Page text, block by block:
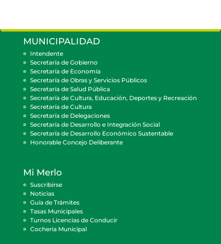
MUNICIPALIDAD
Intendente
Secretaría de Gobierno
Secretaría de Economía
Secretaría de Obras y Servicios Públicos
Secretaría de Salud Pública
Secretaría de Cultura, Educación, Deportes y Recreación
Secretaría de Cultura
Secretaría de Delegaciones
Secretaría de Desarrollo e Integración Social
Secretaría de Desarrollo Económico Sustentable
Honorable Concejo Deliberante
Mi Merlo
Suscribirse
Noticias
Guía de Trámites
Tasas Municipales
Turnos Licencias de Conducir
Cocheria Municipal